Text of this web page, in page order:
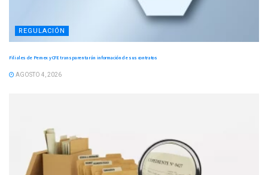
REGULACIÓN
Filiales de Pemex y CFE transparentarán información de sus contratos
AGOSTO 4, 2026